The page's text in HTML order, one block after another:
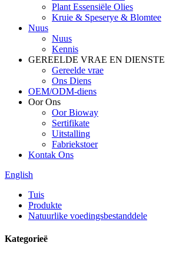
Plant Essensiële Olies
Kruie & Speserye & Blomtee
Nuus
Nuus
Kennis
GEREELDE VRAE EN DIENSTE
Gereelde vrae
Ons Diens
OEM/ODM-diens
Oor Ons
Oor Bioway
Sertifikate
Uitstalling
Fabriekstoer
Kontak Ons
English
Tuis
Produkte
Natuurlike voedingsbestanddele
Kategorieë